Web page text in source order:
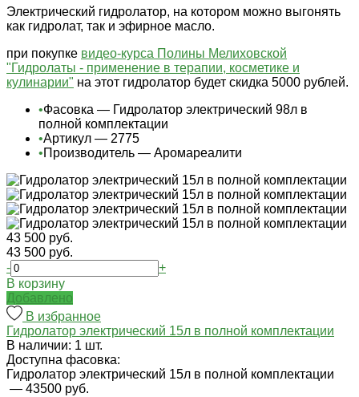
Электрический гидролатор, на котором можно выгонять
как гидролат, так и эфирное масло.
при покупке видео-курса Полины Мелиховской
"Гидролаты - применение в терапии, косметике и
кулинарии" на этот гидролатор будет скидка 5000 рублей.
•Фасовка — Гидролатор электрический 98л в
полной комплектации
•Артикул — 2775
•Производитель — Аромареалити
43 500 руб.
43 500 руб.
-
+
В корзину
Добавлено
В избранное
Гидролатор электрический 15л в полной комплектации
В наличии: 1 шт.
Доступна фасовка:
Гидролатор электрический 15л в полной комплектации
— 43500 руб.